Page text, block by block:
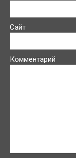
Сайт
Комментарий